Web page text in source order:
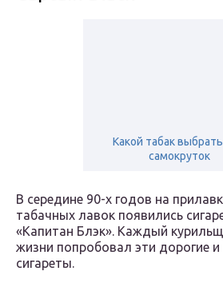
Какой табак
самокруток
В середине 90-х годов на
табачных лавок появились
«Капитан Блэк». Каждый
жизни попробовал эти дорогие и
сигареты.